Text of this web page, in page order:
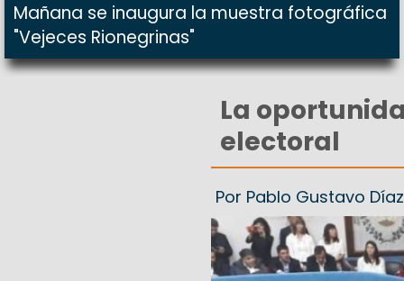
Mañana se inaugura la muestra fotográfica
"Vejeces Rionegrinas"
La
electoral
Por Pablo Gustavo